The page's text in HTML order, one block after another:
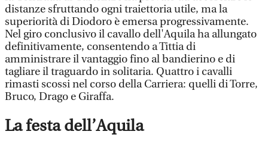
distanze sfruttando ogni traiettoria utile, ma la
superiorità di Diodoro è emersa progressivamente.
Nel giro conclusivo il cavallo dell'Aquila ha allungato
definitivamente, consentendo a Tittia di
amministrare il vantaggio fino al bandierino e di
tagliare il traguardo in solitaria. Quattro i cavalli
rimasti scossi nel corso della Carriera: quelli di Torre,
Bruco, Drago e Giraffa.
La festa dell’Aquila